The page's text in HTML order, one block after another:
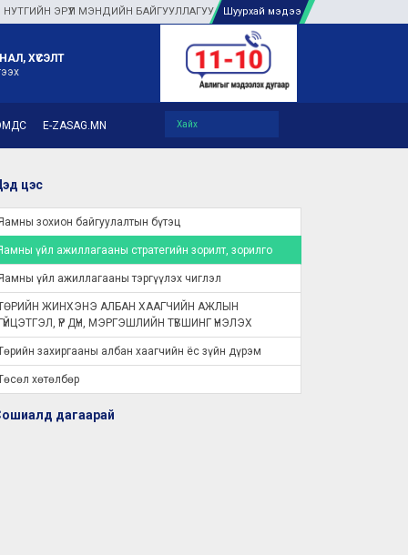
МЭНДИЙН БАЙГУУЛЛАГУУДАД ТУЛГАМДАЖ БУЙ АСУУДЛЫГ ГАЗАР
Шуурхай мэдээ
ХҮСЭЛТ
E-ZASAG.MN
цэс
зохион байгуулалтын бүтэц
үйл ажиллагааны стратегийн зорилт, зорилго
үйл ажиллагааны тэргүүлэх чиглэл
ЖИНХЭНЭ АЛБАН ХААГЧИЙН АЖЛЫН
ҮР ДҮН, МЭРГЭШЛИЙН ТҮВШИНГ ҮНЭЛЭХ
захиргааны албан хаагчийн ёс зүйн дүрэм
хөтөлбөр
дагаарай